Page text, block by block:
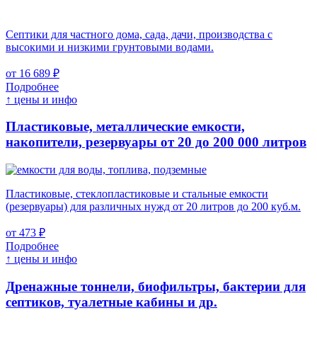
Септики для частного дома, сада, дачи, производства с
высокими и низкими грунтовыми водами.
от 16 689 ₽
Подробнее
↑ цены и инфо
Пластиковые, металлические емкости,
накопители, резервуары от 20 до 200 000 литров
Пластиковые, стеклопластиковые и стальные емкости
(резервуары) для различных нужд от 20 литров до 200 куб.м.
от 473 ₽
Подробнее
↑ цены и инфо
Дренажные тоннели, биофильтры, бактерии для
септиков, туалетные кабины и др.